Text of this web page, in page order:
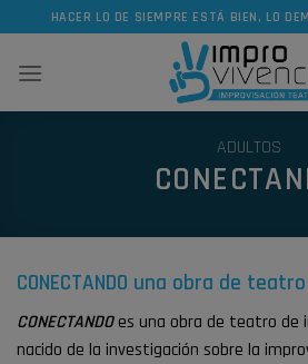
to
content
HACER LO DE SIEMPRE ESTÁ BIEN, LO
ADULTOS
CONECTANDO una obra de
CONECTANDOes una obra de teatro de
nacido de la investigación sobre la